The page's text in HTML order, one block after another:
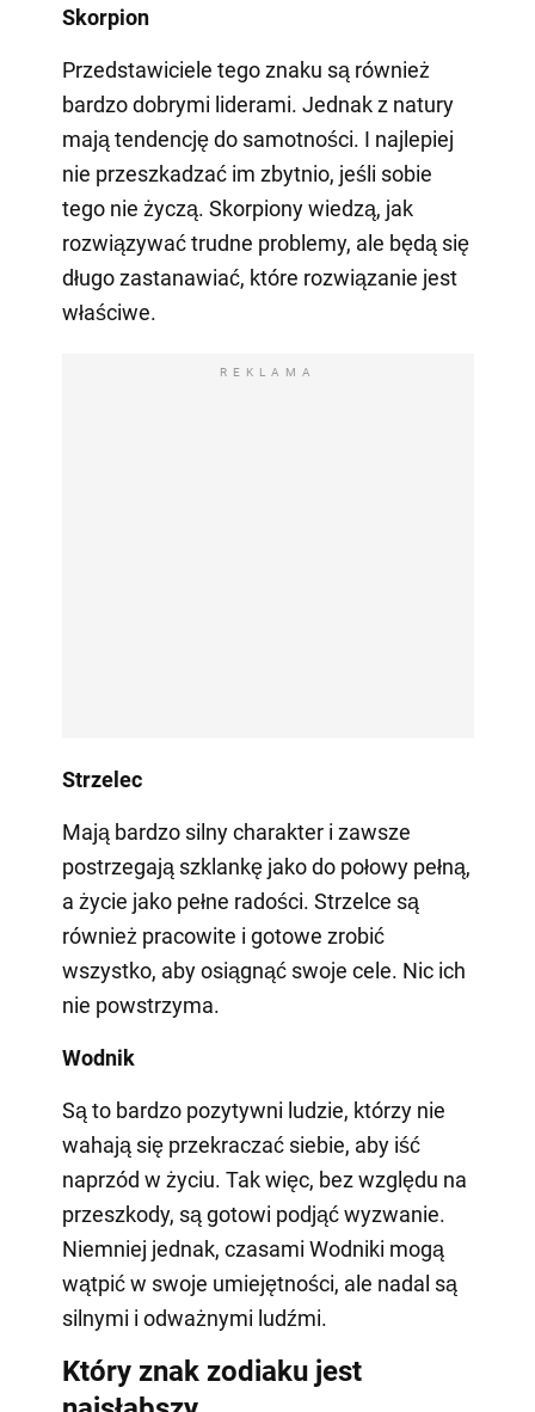
Skorpion
Przedstawiciele tego znaku są również
bardzo dobrymi liderami. Jednak z natury
mają tendencję do samotności. I najlepiej
nie przeszkadzać im zbytnio, jeśli sobie
tego nie życzą. Skorpiony wiedzą, jak
rozwiązywać trudne problemy, ale będą się
długo zastanawiać, które rozwiązanie jest
właściwe.
REKLAMA
Strzelec
Mają bardzo silny charakter i zawsze
postrzegają szklankę jako do połowy pełną,
a życie jako pełne radości. Strzelce są
również pracowite i gotowe zrobić
wszystko, aby osiągnąć swoje cele. Nic ich
nie powstrzyma.
Wodnik
Są to bardzo pozytywni ludzie, którzy nie
wahają się przekraczać siebie, aby iść
naprzód w życiu. Tak więc, bez względu na
przeszkody, są gotowi podjąć wyzwanie.
Niemniej jednak, czasami Wodniki mogą
wątpić w swoje umiejętności, ale nadal są
silnymi i odważnymi ludźmi.
Który znak zodiaku jest